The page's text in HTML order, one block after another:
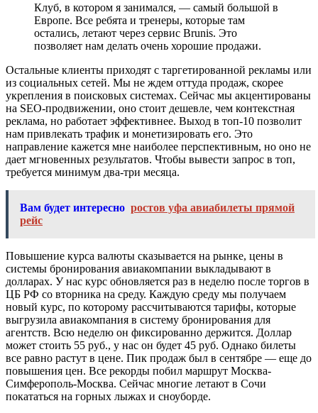
Клуб, в котором я занимался, — самый большой в
Европе. Все ребята и тренеры, которые там
остались, летают через сервис Brunis. Это
позволяет нам делать очень хорошие продажи.
Остальные клиенты приходят с таргетированной рекламы или
из социальных сетей. Мы не ждем оттуда продаж, скорее
укрепления в поисковых системах. Сейчас мы акцентированы
на SEO-продвижении, оно стоит дешевле, чем контекстная
реклама, но работает эффективнее. Выход в топ-10 позволит
нам привлекать трафик и монетизировать его. Это
направление кажется мне наиболее перспективным, но оно не
дает мгновенных результатов. Чтобы вывести запрос в топ,
требуется минимум два-три месяца.
Вам будет интересно ростов уфа авиабилеты прямой
рейс
Повышение курса валюты сказывается на рынке, цены в
системы бронирования авиакомпании выкладывают в
долларах. У нас курс обновляется раз в неделю после торгов в
ЦБ РФ со вторника на среду. Каждую среду мы получаем
новый курс, по которому рассчитываются тарифы, которые
выгрузила авиакомпания в систему бронирования для
агентств. Всю неделю он фиксированно держится. Доллар
может стоить 55 руб., у нас он будет 45 руб. Однако билеты
все равно растут в цене. Пик продаж был в сентябре — еще до
повышения цен. Все рекорды побил маршрут Москва-
Симферополь-Москва. Сейчас многие летают в Сочи
покататься на горных лыжах и сноуборде.